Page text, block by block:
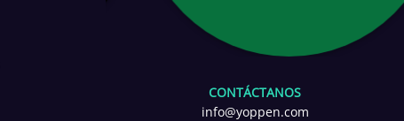
CONTÁCTANOS
info@yoppen.com